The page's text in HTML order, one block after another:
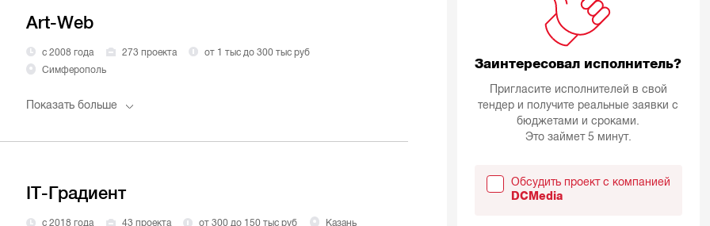
Art-Web
с 2008 года 273 проекта
от 1 тыс до 300 тыс руб
Симферополь
Показать больше
IT-Градиент
с 2018 года 43 проекта от 300 до 150 тыс руб Казань
Заинтересовал исполнитель?
Пригласите исполнителей в свой
тендер и получите реальные заявки с
бюджетами и сроками.
Это займет 5 минут.
Обсудить проект с компанией
DCMedia